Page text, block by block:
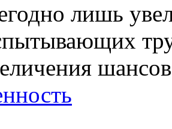
лишь